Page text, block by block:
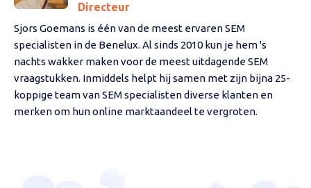
Directeur
Sjors Goemans is één van de meest ervaren SEM
specialisten in de Benelux. Al sinds 2010 kun je hem 's
nachts wakker maken voor de meest uitdagende SEM
vraagstukken. Inmiddels helpt hij samen met zijn bijna 25-
koppige team van SEM specialisten diverse klanten en
merken om hun online marktaandeel te vergroten.